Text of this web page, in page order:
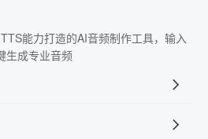
能力打造的AI音频制作工具，输入
生成专业音频